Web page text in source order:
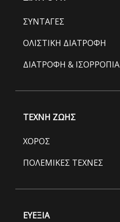
ΣΥΝΤΑΓΕΣ
ΟΛΙΣΤΙΚΗ ΔΙΑΤΡΟΦΗ
ΔΙΑΤΡΟΦΗ & ΙΣΟΡΡΟΠΙΑ
ΤΕΧΝΗ ΖΩΗΣ
ΧΟΡΟΣ
ΠΟΛΕΜΙΚΕΣ ΤΕΧΝΕΣ
ΕΥΕΞΙΑ